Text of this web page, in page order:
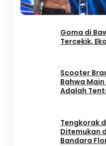
Goma di
Tercekik,
Scooter
Bahwa
Adalah
Tengkorak
Ditemukan
Bandara